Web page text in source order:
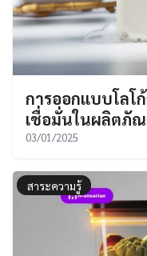
การออกแบบโลโ
เชื่อมั่นในผลิตภั
03/01/2025
สาระความรู้